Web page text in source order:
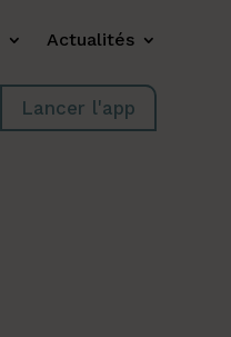
Actualités
Lancer l'app